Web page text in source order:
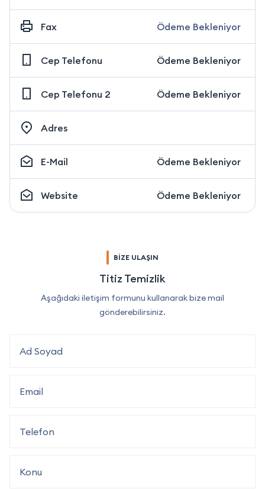
Fax Ödeme Bekleniyor
Cep Telefonu Ödeme Bekleniyor
Cep Telefonu 2 Ödeme Bekleniyor
Adres
E-Mail Ödeme Bekleniyor
Website Ödeme Bekleniyor
BİZE ULAŞIN
Titiz Temizlik
Aşağıdaki iletişim formunu kullanarak bize mail
gönderebilirsiniz.